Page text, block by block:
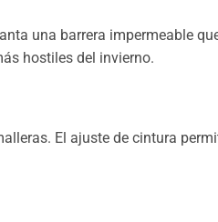
una barrera impermeable
hostiles del invierno.
El ajuste de cintura